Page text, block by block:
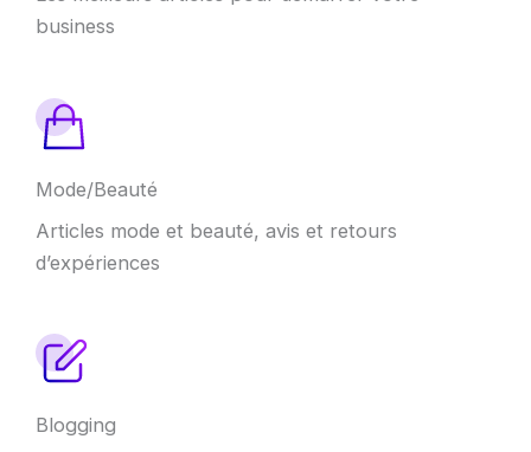
business
Mode/Beauté
Articles mode et beauté, avis et retours
d’expériences
Blogging